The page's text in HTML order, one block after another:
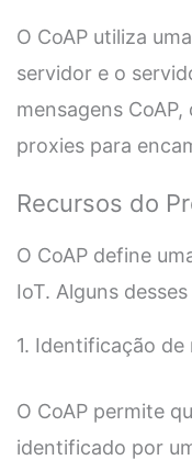
O CoAP utiliza
servidor e o
mensagens
proxies para
Recursos do
O CoAP define
IoT. Alguns
1. Identificação de
O CoAP permite
identificado por